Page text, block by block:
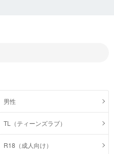
男性
TL（ティーンズラブ）
R18（成人向け）